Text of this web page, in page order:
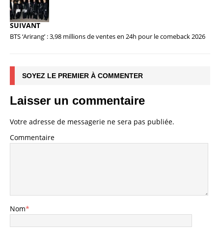
SUIVANT
BTS ‘Arirang’ : 3,98 millions de ventes en 24h pour le comeback 2026
SOYEZ LE PREMIER À COMMENTER
Laisser un commentaire
Votre adresse de messagerie ne sera pas publiée.
Commentaire
Nom*